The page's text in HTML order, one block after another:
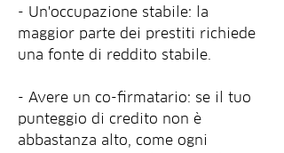
- Un'occupazione stabile: la
maggior parte dei prestiti richiede
una fonte di reddito stabile.
- Avere un co-firmatario: se il tuo
punteggio di credito non è
abbastanza alto, come ogni